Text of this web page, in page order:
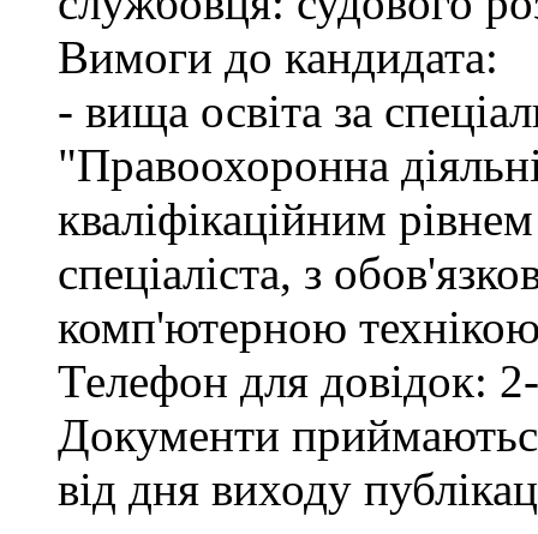
Вимоги до кандидата:
- вища освіта за
"Правоохоронна
кваліфікаційним
спеціаліста, з
комп'ютерною
Телефон для довідок:
Документи
від дня виходу